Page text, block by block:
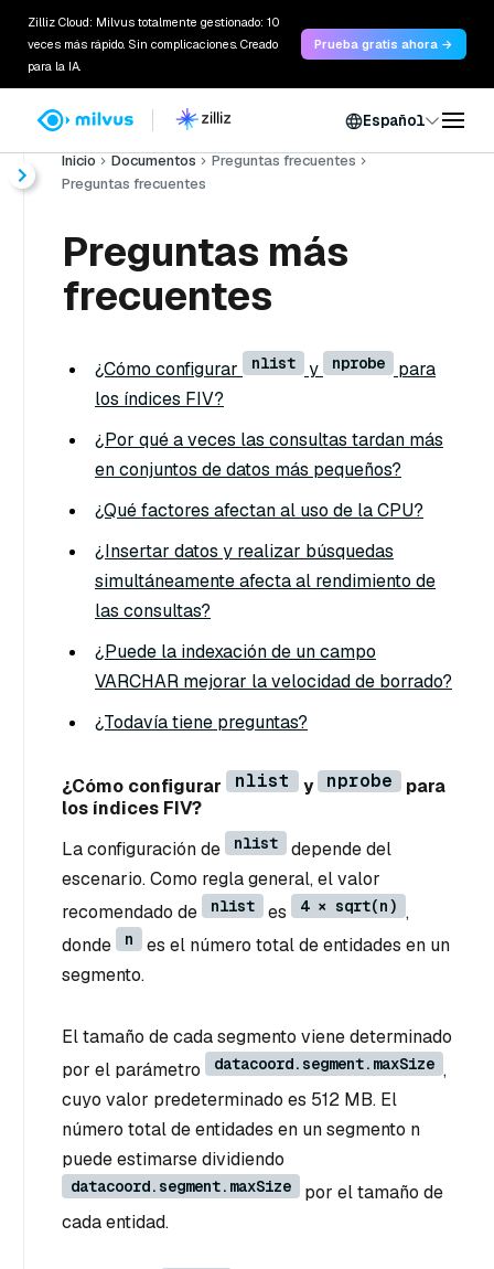
Zilliz Cloud: Milvus totalmente gestionado: 10
veces más rápido. Sin complicaciones. Creado
para la IA.
Prueba gratis ahora →
Español
Inicio Documentos
Preguntas frecuentes
Preguntas frecuentes
Preguntas más
frecuentes
¿Cómo configurar nlist y nprobe
para
los índices FIV?
¿Por qué a veces las consultas tardan más
en conjuntos de datos más pequeños?
¿Qué factores afectan al uso de la CPU?
¿Insertar datos y realizar búsquedas
simultáneamente afecta al rendimiento de
las consultas?
¿Puede la indexación de un campo
VARCHAR mejorar la velocidad de borrado?
¿Todavía tiene preguntas?
¿Cómo configurar nlist y nprobe
para
los índices FIV?
La configuración de
nlist
depende del
escenario. Como regla general, el valor
recomendado de
nlist es 4 × sqrt(n) ,
donde
n
es el número total de entidades en un
segmento.
El tamaño de cada segmento viene determinado
por el parámetro
datacoord.segment.maxSize ,
cuyo valor predeterminado es 512 MB. El
número total de entidades en un segmento n
puede estimarse dividiendo
datacoord.segment.maxSize
por el tamaño de
cada entidad.